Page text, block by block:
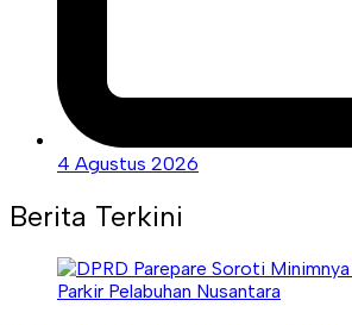
4 Agustus 2026
Berita Terkini